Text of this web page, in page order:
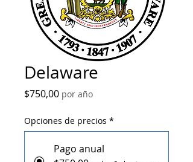
Delaware
$750,00Precio
por año
Opciones de precios *
Pago anual